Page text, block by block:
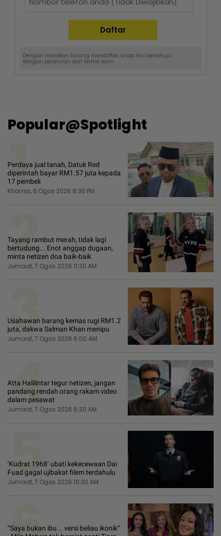
Dengan menekan butang mendaftar, anda kini bersetuju
dengan peraturan dan terma kami.
Popular@Spotlight
1
Perdaya jual tanah, Datuk Red
diperintah bayar RM1.57 juta kepada
17 pembeli
Khamis, 6 Ogos 2026 8:30 PM
2
Tayang rambut merah, tidak lagi
bertudung... Enot anggap dugaan,
minta netizen doa baik-baik
Jumaat, 7 Ogos 2026 11:30 AM
3
Usahawan barang kemas rugi RM1.2
juta, dakwa Salman Khan menipu
Jumaat, 7 Ogos 2026 6:00 AM
4
Atta Halilintar tegur netizen, jangan
pandang rendah orang rakam video
dalam pesawat
Jumaat, 7 Ogos 2026 6:30 AM
5
‘Kudrat 1968‘ ubati kekecewaan Dai
Fuad gagal ujibakat filem terdahulu
Jumaat, 7 Ogos 2026 10:30 AM
“Saya bukan ibu... versi beliau ikonik“